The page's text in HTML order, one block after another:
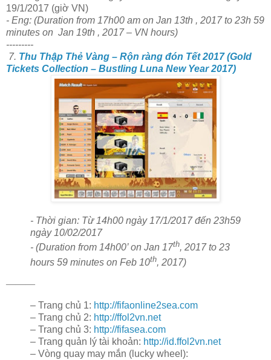
19/1/2017 (giờ VN)
- Eng: (Duration from 17h00 am on Jan 13th , 2017 to 23h 59
minutes on Jan 19th , 2017 – VN hours)
---------
7. Thu Thập Thẻ Vàng – Rộn ràng đón Tết 2017 (Gold
Tickets Collection – Bustling Luna New Year 2017)
- Thời gian: Từ 14h00 ngày 17/1/2017 đến 23h59
ngày 10/02/2017
- (Duration from 14h00’ on Jan 17th, 2017 to 23
hours 59 minutes on Feb 10th, 2017)
———
– Trang chủ 1: http://fifaonline2sea.com
– Trang chủ 2: http://ffol2vn.net
– Trang chủ 3: http://fifasea.com
– Trang quản lý tài khoản: http://id.ffol2vn.net
– Vòng quay may mắn (lucky wheel):